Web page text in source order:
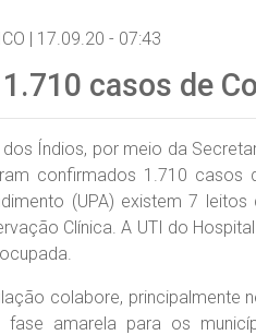
| 17.09.20 - 07:43
casos de
Índios, por meio da
confirmados 1.710 casos
(UPA) existem 7
Clínica. A UTI do
colabore, principalmente
amarela para os